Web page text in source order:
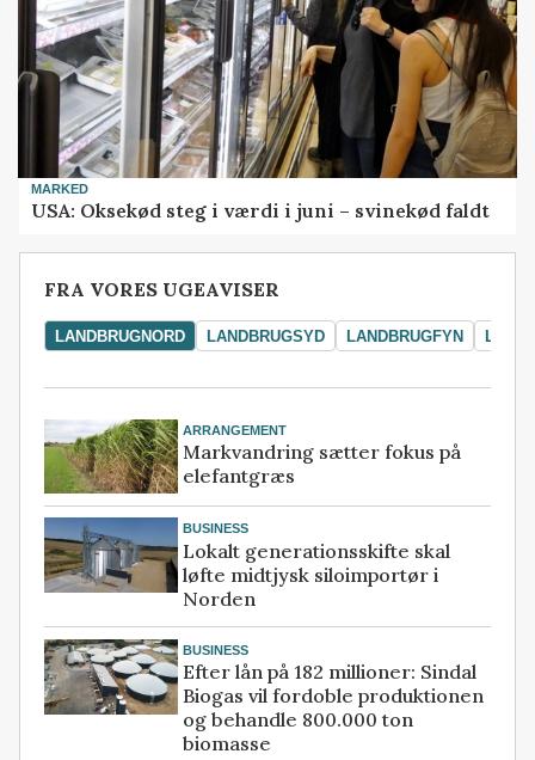
MARKED
USA: Oksekød steg i værdi i juni – svinekød faldt
FRA VORES UGEAVISER
LANDBRUGNORD LANDBRUGSYD LANDBRUGFYN
ARRANGEMENT
Markvandring sætter fokus på
elefantgræs
BUSINESS
Lokalt generationsskifte skal
løfte midtjysk siloimportør i
Norden
BUSINESS
Efter lån på 182 millioner: Sindal
Biogas vil fordoble produktionen
og behandle 800.000 ton
biomasse